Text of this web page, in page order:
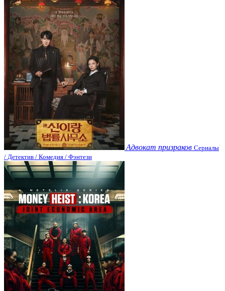
Адвокат призраков Сериалы
/ Детектив / Комедия / Фэнтези